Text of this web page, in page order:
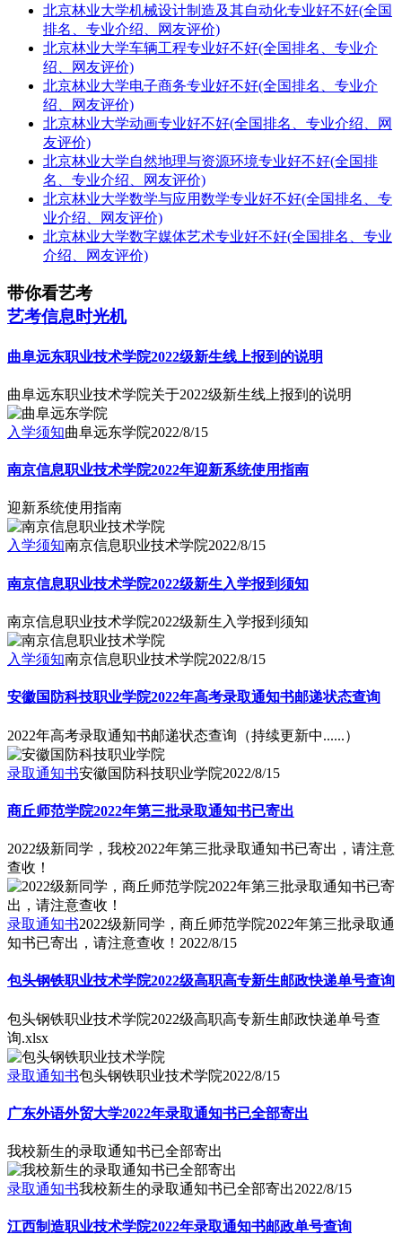
北京林业大学机械设计制造及其自动化专业好不好(全国
排名、专业介绍、网友评价)
北京林业大学车辆工程专业好不好(全国排名、专业介
绍、网友评价)
北京林业大学电子商务专业好不好(全国排名、专业介
绍、网友评价)
北京林业大学动画专业好不好(全国排名、专业介绍、网
友评价)
北京林业大学自然地理与资源环境专业好不好(全国排
名、专业介绍、网友评价)
北京林业大学数学与应用数学专业好不好(全国排名、专
业介绍、网友评价)
北京林业大学数字媒体艺术专业好不好(全国排名、专业
介绍、网友评价)
带你看艺考
艺考信息时光机
曲阜远东职业技术学院2022级新生线上报到的说明
曲阜远东职业技术学院关于2022级新生线上报到的说明
入学须知曲阜远东学院2022/8/15
南京信息职业技术学院2022年迎新系统使用指南
迎新系统使用指南
入学须知南京信息职业技术学院2022/8/15
南京信息职业技术学院2022级新生入学报到须知
南京信息职业技术学院2022级新生入学报到须知
入学须知南京信息职业技术学院2022/8/15
安徽国防科技职业学院2022年高考录取通知书邮递状态查询
2022年高考录取通知书邮递状态查询（持续更新中......）
录取通知书安徽国防科技职业学院2022/8/15
商丘师范学院2022年第三批录取通知书已寄出
2022级新同学，我校2022年第三批录取通知书已寄出，请注意
查收！
录取通知书2022级新同学，商丘师范学院2022年第三批录取通
知书已寄出，请注意查收！ 2022/8/15
包头钢铁职业技术学院2022级高职高专新生邮政快递单号查询
包头钢铁职业技术学院2022级高职高专新生邮政快递单号查
询.xlsx
录取通知书包头钢铁职业技术学院2022/8/15
广东外语外贸大学2022年录取通知书已全部寄出
我校新生的录取通知书已全部寄出
录取通知书我校新生的录取通知书已全部寄出2022/8/15
江西制造职业技术学院2022年录取通知书邮政单号查询